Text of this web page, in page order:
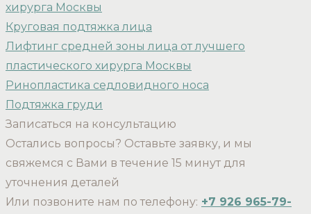
хирурга Москвы
Круговая подтяжка лица
Лифтинг средней зоны лица от лучшего
пластического хирурга Москвы
Ринопластика седловидного носа
Подтяжка груди
Записаться на консультацию
Остались вопросы? Оставьте заявку, и мы
свяжемся с Вами в течение 15 минут для
уточнения деталей
Или позвоните нам по телефону: +7 926 965-79-